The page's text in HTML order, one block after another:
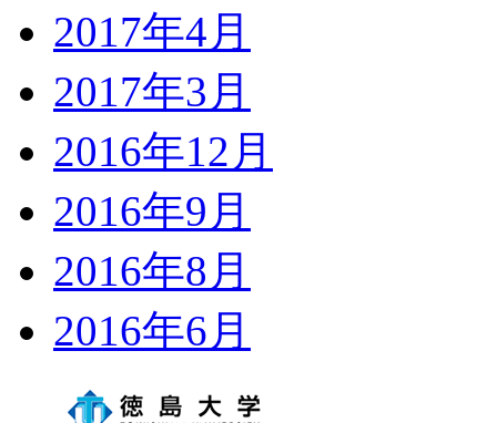
2017年4月
2017年3月
2016年12月
2016年9月
2016年8月
2016年6月